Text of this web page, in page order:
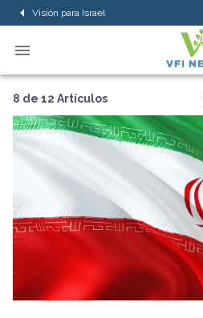
Visión para Israel
8 de 12 Artículos